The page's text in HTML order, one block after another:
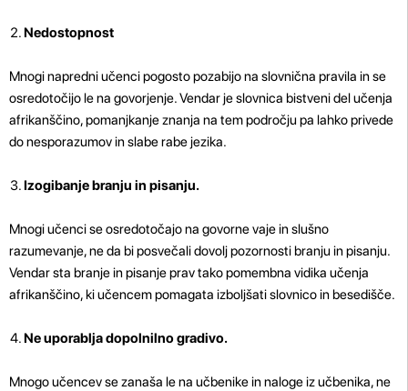
Nedostopnost
Mnogi napredni učenci pogosto pozabijo na slovnična pravila in se
osredotočijo le na govorjenje. Vendar je slovnica bistveni del učenja
afrikanščino, pomanjkanje znanja na tem področju pa lahko privede
do nesporazumov in slabe rabe jezika.
Izogibanje branju in pisanju.
Mnogi učenci se osredotočajo na govorne vaje in slušno
razumevanje, ne da bi posvečali dovolj pozornosti branju in pisanju.
Vendar sta branje in pisanje prav tako pomembna vidika učenja
afrikanščino, ki učencem pomagata izboljšati slovnico in besedišče.
Ne uporablja dopolnilno gradivo.
Mnogo učencev se zanaša le na učbenike in naloge iz učbenika, ne